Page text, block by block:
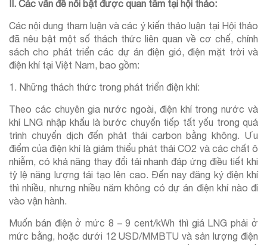
II. Các vấn đề nổi bật được quan tâm tại hội thảo:
Các nội dung tham luận và các ý kiến thảo luận tại Hội thảo
đã nêu bật một số thách thức liên quan về cơ chế, chính
sách cho phát triển các dự án điện gió, điện mặt trời và
điện khí tại Việt Nam, bao gồm:
1. Những thách thức trong phát triển điện khí:
Theo các chuyên gia nước ngoài, điện khí trong nước và
khí LNG nhập khẩu là bước chuyển tiếp tất yếu trong quá
trình chuyển dịch đến phát thải carbon bằng không. Ưu
điểm của điện khí là giảm thiểu phát thải CO2 và các chất ô
nhiễm, có khả năng thay đổi tải nhanh đáp ứng điều tiết khi
tỷ lệ năng lượng tái tạo lên cao. Đến nay đăng ký điện khí
thì nhiều, nhưng nhiều năm không có dự án điện khí nào đi
vào vận hành.
Muốn bán điện ở mức 8 – 9 cent/kWh thì giá LNG phải ở
mức bằng, hoặc dưới 12 USD/MMBTU và sản lượng điện